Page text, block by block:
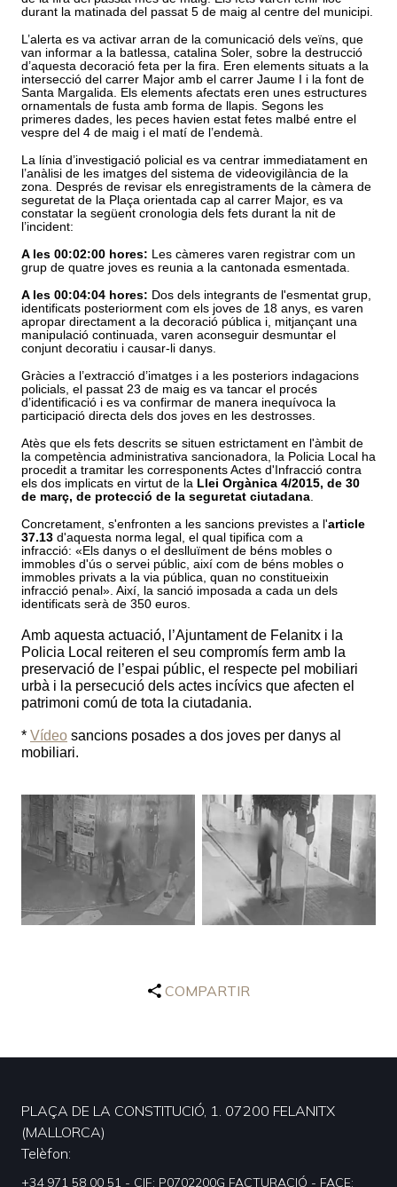
durant la matinada del passat 5 de maig al centre del municipi.
L’alerta es va activar arran de la comunicació dels veïns, que
van informar a la batlessa, catalina Soler, sobre la destrucció
d’aquesta decoració feta per la fira. Eren elements situats a la
intersecció del carrer Major amb el carrer Jaume I i la font de
Santa Margalida. Els elements afectats eren unes estructures
ornamentals de fusta amb forma de llapis. Segons les
primeres dades, les peces havien estat fetes malbé entre el
vespre del 4 de maig i el matí de l’endemà.
La línia d’investigació policial es va centrar immediatament en
l’anàlisi de les imatges del sistema de videovigilància de la
zona. Després de revisar els enregistraments de la càmera de
seguretat de la Plaça orientada cap al carrer Major, es va
constatar la següent cronologia dels fets durant la nit de
l’incident:
A les 00:02:00 hores: Les càmeres varen registrar com un
grup de quatre joves es reunia a la cantonada esmentada.
A les 00:04:04 hores: Dos dels integrants de l'esmentat grup,
identificats posteriorment com els joves de 18 anys, es varen
apropar directament a la decoració pública i, mitjançant una
manipulació continuada, varen aconseguir desmuntar el
conjunt decoratiu i causar-li danys.
Gràcies a l’extracció d’imatges i a les posteriors indagacions
policials, el passat 23 de maig es va tancar el procés
d’identificació i es va confirmar de manera inequívoca la
participació directa dels dos joves en les destrosses.
Atès que els fets descrits se situen estrictament en l'àmbit de
la competència administrativa sancionadora, la Policia Local ha
procedit a tramitar les corresponents Actes d'Infracció contra
els dos implicats en virtut de la Llei Orgànica 4/2015, de 30
de març, de protecció de la seguretat ciutadana.
Concretament, s'enfronten a les sancions previstes a l'article
37.13 d'aquesta norma legal, el qual tipifica com a
infracció: «Els danys o el deslluïment de béns mobles o
immobles d'ús o servei públic, així com de béns mobles o
immobles privats a la via pública, quan no constitueixin
infracció penal». Així, la sanció imposada a cada un dels
identificats serà de 350 euros.
Amb aquesta actuació, l ’Ajuntament de Felanitx i la
Policia Local reiteren el seu compromís ferm amb la
preservació de l ’espai públic, el respecte pel mobiliari
urbà i la persecució dels actes incívics que afecten el
patrimoni comú de tota la ciutadania.
* Vídeo sancions posades a dos joves per danys al
mobiliari.
COMPARTIR
PLAÇA DE LA CONSTITUCIÓ, 1. 07200 FELANITX
(MALLORCA)
Telèfon
+34 971 58 00 51 - CIF: P0702200G FACTURACIÓ - FACE: